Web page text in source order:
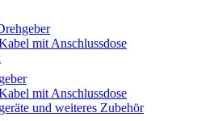
mit Anschlussdose
mit Anschlussdose
und weiteres Zubehör